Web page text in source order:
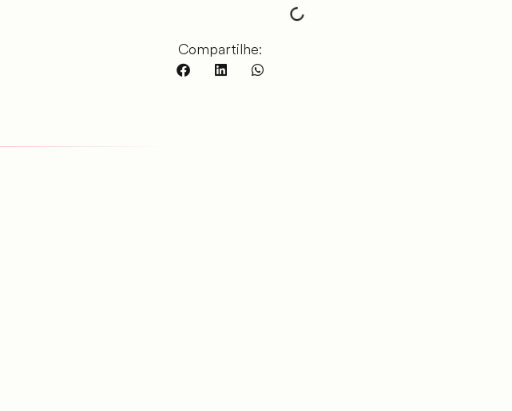
Compartilhe: